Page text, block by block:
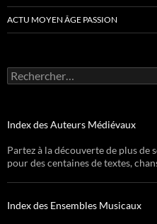
ACTU MOYEN ÂGE PASSION
Rechercher :
Index des Auteurs Médiévaux
Partez à la découverte de plus
pour des centaines de textes,
Index des Ensembles Musicaux